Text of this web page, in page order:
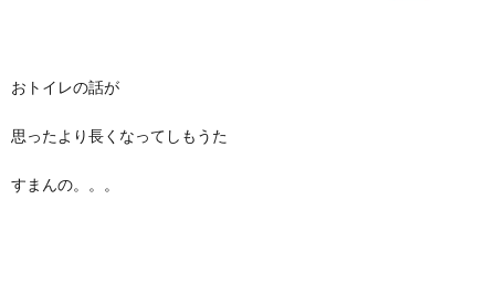
おトイレの話が
思ったより長くなってしもうた
すまんの。。。